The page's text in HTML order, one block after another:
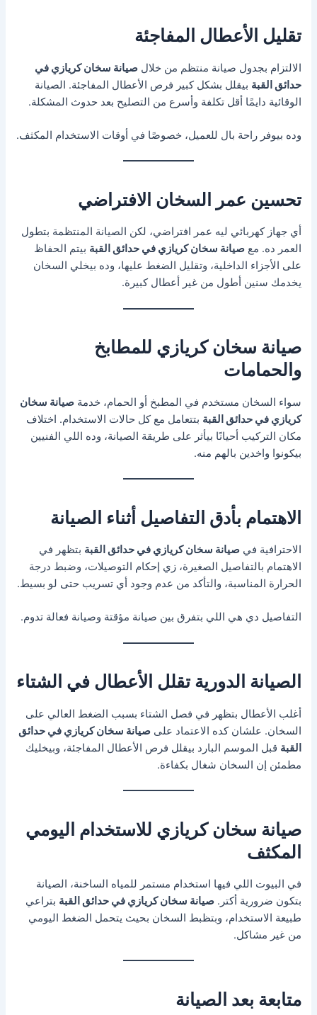
تقليل الأعطال المفاجئة
الالتزام بجدول صيانة منتظم من خلالصيانة سخان كريازي في
حدائق القبة بيقلل بشكل كبير فرص الأعطال المفاجئة. الصيانة
الوقائية دايمًا أقل تكلفة وأسرع من التصليح بعد حدوث المشكلة.
وده بيوفر راحة بال للعميل، خصوصًا في أوقات الاستخدام المكثف.
تحسين عمر السخان الافتراضي
أي جهاز كهربائي ليه عمر افتراضي، لكن الصيانة المنتظمة بتطول
العمر ده. معصيانة سخان كريازي في حدائق القبة بيتم الحفاظ
على الأجزاء الداخلية، وتقليل الضغط عليها، وده بيخلي السخان
يخدمك سنين أطول من غير أعطال كبيرة.
صيانة سخان كريازي للمطابخ
والحمامات
سواء السخان مستخدم في المطبخ أو الحمام، خدمةصيانة سخان
كريازي في حدائق القبة بتتعامل مع كل حالات الاستخدام. اختلاف
مكان التركيب أحيانًا بيأثر على طريقة الصيانة، وده اللي الفنيين
بيكونوا واخدين بالهم منه.
الاهتمام بأدق التفاصيل أثناء الصيانة
الاحترافية فيصيانة سخان كريازي في حدائق القبة بتظهر في
الاهتمام بالتفاصيل الصغيرة، زي إحكام التوصيلات، وضبط درجة
الحرارة المناسبة، والتأكد من عدم وجود أي تسريب حتى لو بسيط.
التفاصيل دي هي اللي بتفرق بين صيانة مؤقتة وصيانة فعالة تدوم.
الصيانة الدورية تقلل الأعطال في الشتاء
أغلب الأعطال بتظهر في فصل الشتاء بسبب الضغط العالي على
السخان. علشان كده الاعتماد علىصيانة سخان كريازي في حدائق
القبة قبل الموسم البارد بيقلل فرص الأعطال المفاجئة، وبيخليك
مطمئن إن السخان شغال بكفاءة.
صيانة سخان كريازي للاستخدام اليومي
المكثف
في البيوت اللي فيها استخدام مستمر للمياه الساخنة، الصيانة
بتكون ضرورية أكتر.صيانة سخان كريازي في حدائق القبة بتراعي
طبيعة الاستخدام، وبتظبط السخان بحيث يتحمل الضغط اليومي
من غير مشاكل.
متابعة بعد الصيانة